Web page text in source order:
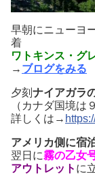
早朝にニューヨ
着
ワトキンス・グ
→ ブログをみる
夕刻 ナイアガラ
（カナダ国境は
詳しくは→
アメリカ側に宿
翌日に霧の乙女
アウトレット に